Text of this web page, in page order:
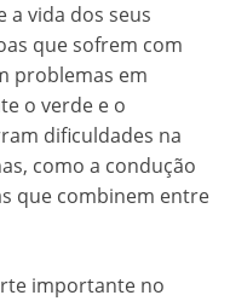
a vida dos seus
que sofrem com
problemas em
o verde e o
dificuldades na
como a condução
que combinem entre
importante no